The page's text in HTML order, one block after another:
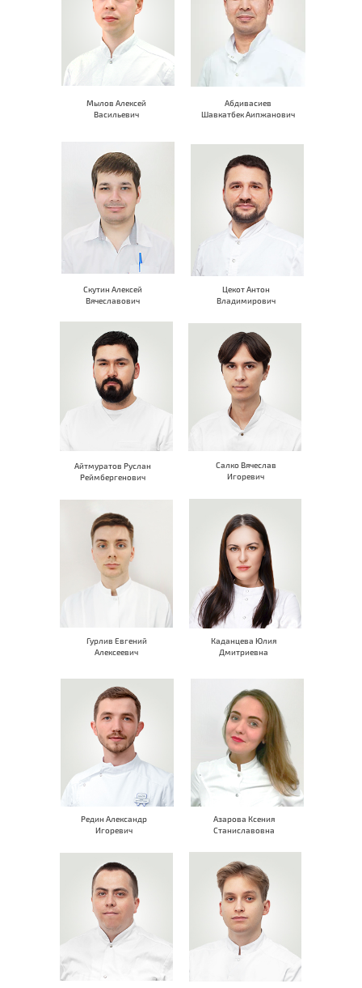
Скутин Алексей
Вячеславович
Цекот Антон
Владимирович
Абдивасиев
Шавкатбек Аипжанович
Мылов Алексей
Васильевич
Айтмуратов Руслан
Реймбергенович
Каданцева Юлия
Дмитриевна
Гурлив Евгений
Алексеевич
Салко Вячеслав
Игоревич
Азарова Ксения
Станиславовна
Редин Александр
Игоревич